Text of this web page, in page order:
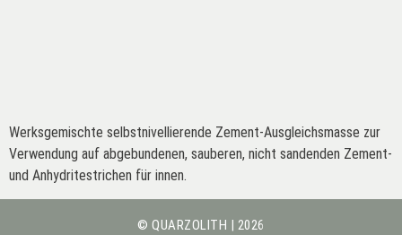
Werksgemischte selbstnivellierende Zement-Ausgleichsmasse zur
Verwendung auf abgebundenen, sauberen, nicht sandenden Zement-
und Anhydritestrichen für innen.
© QUARZOLITH | 2026